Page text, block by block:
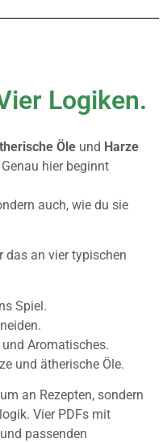
Logiken.
Öle und Harze
hier beginnt
auch, wie du sie
das an vier typischen
Spiel.
Aromatisches.
und ätherische Öle.
an Rezepten, sondern
Vier PDFs mit
passenden